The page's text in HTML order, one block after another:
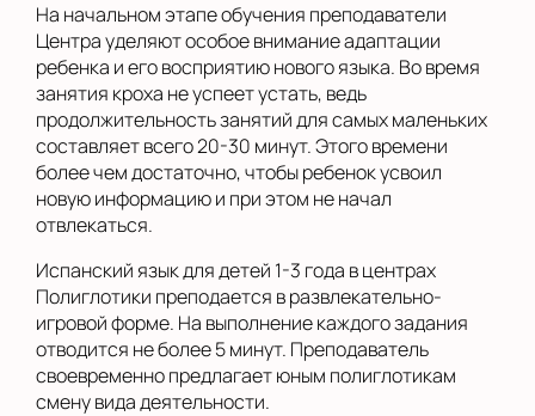
На начальном этапе обучения преподаватели
Центра уделяют особое внимание адаптации
ребенка и его восприятию нового языка. Во время
занятия кроха не успеет устать, ведь
продолжительность занятий для самых маленьких
составляет всего 20-30 минут. Этого времени
более чем достаточно, чтобы ребенок усвоил
новую информацию и при этом не начал
отвлекаться.
Испанский язык для детей 1-3 года в центрах
Полиглотики преподается в развлекательно-
игровой форме. На выполнение каждого задания
отводится не более 5 минут. Преподаватель
своевременно предлагает юным полиглотикам
смену вида деятельности.